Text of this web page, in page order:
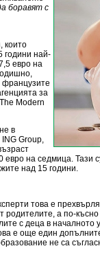
боравят с
които
години най-
евро на
французите
за
Modern
в
Group,
на седмица. Тази
над 15 години.
това е
родителите, а по-
с деца в началното
е още един
не са